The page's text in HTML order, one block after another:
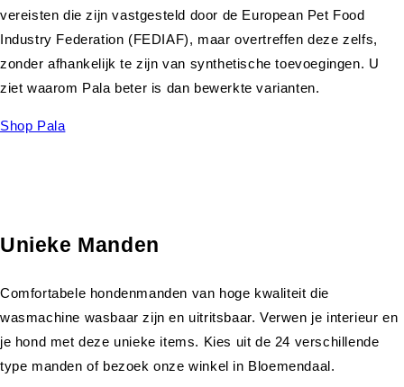
vereisten die zijn vastgesteld door de European Pet Food
Industry Federation (FEDIAF), maar overtreffen deze zelfs,
zonder afhankelijk te zijn van synthetische toevoegingen. U
ziet waarom Pala beter is dan bewerkte varianten.
Shop Pala
Unieke Manden
Comfortabele hondenmanden van hoge kwaliteit die
wasmachine wasbaar zijn en uitritsbaar. Verwen je interieur en
je hond met deze unieke items. Kies uit de 24 verschillende
type manden of bezoek onze winkel in Bloemendaal.